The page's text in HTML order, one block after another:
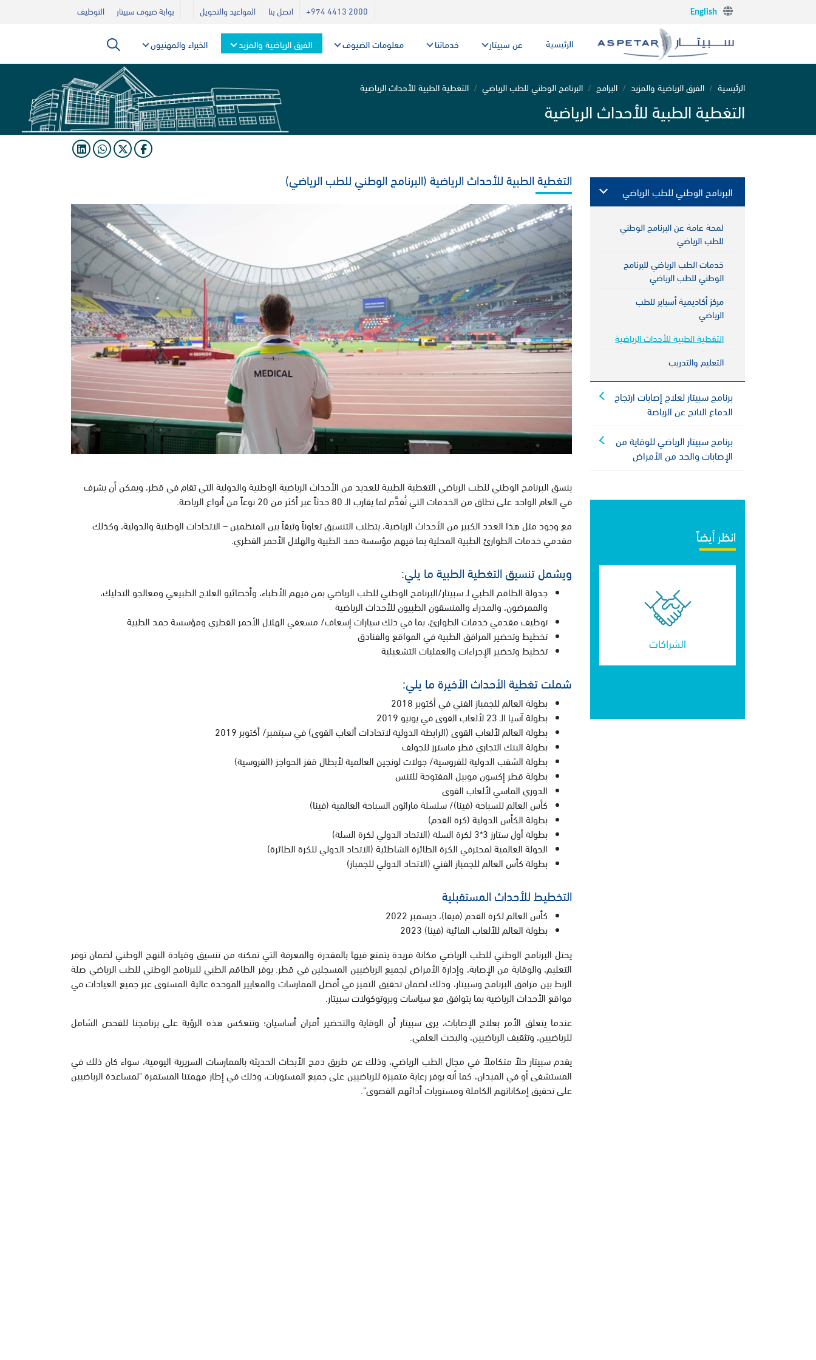
+974 4413 2000 اتصل بنا المواعيد والتحويل بوابة ضيوف سبيتار التوظيف English
الرئيسية عن سبيتار خدماتنا معلومات الضيوف الفرق الرياضية والمزيد الخبراء والمهنيون
الرئيسية الفرق الرياضية والمزيد البرامج البرنامج الوطني للطب الرياضي التغطية الطبية للأحداث الرياضية
التغطية الطبية للأحداث الرياضية
البرنامج الوطني للطب الرياضي
لمحة عامة عن البرنامج الوطني
للطب الرياضي
خدمات الطب الرياضي للبرنامج
الوطني للطب الرياضي
مركز أكاديمية أسباير للطب
الرياضي
التغطية الطبية للأحداث الرياضية
التعليم والتدريب
برنامج سبيتار لعلاج إصابات ارتجاج
الدماغ الناتج عن الرياضة
برنامج سبيتار الرياضي للوقاية من
الإصابات والحد من الأمراض
انظر أيضاً
الشراكات
التغطية الطبية للأحداث الرياضية (البرنامج الوطني للطب الرياضي)
ينسق البرنامج الوطني للطب الرياضي التغطية الطبية للعديد من الأحداث الرياضية الوطنية والدولية التي تقام في قطر، ويمكن أن يشرف
في العام الواحد على نطاق من الخدمات التي تُقدَّم لما يقارب الـ 80 حدثاً عبر أكثر من 20 نوعاً من أنواع الرياضة.
مع وجود مثل هذا العدد الكبير من الأحداث الرياضية، يتطلب التنسيق تعاوناً وثيقاً بين المنظمين – الاتحادات الوطنية والدولية، وكذلك
مقدمي خدمات الطوارئ الطبية المحلية بما فيهم مؤسسة حمد الطبية والهلال الأحمر القطري.
ويشمل تنسيق التغطية الطبية ما يلي:
جدولة الطاقم الطبي لـ سبيتار/البرنامج الوطني للطب الرياضي بمن فيهم الأطباء، وأخصائيو العلاج الطبيعي ومعالجو التدليك،
والممرضون، والمدراء والمنسقون الطبيون للأحداث الرياضية
توظيف مقدمي خدمات الطوارئ، بما في ذلك سيارات إسعاف/ مسعفي الهلال الأحمر القطري ومؤسسة حمد الطبية
تخطيط وتحضير المرافق الطبية في المواقع والفنادق
تخطيط وتحضير الإجراءات والعمليات التشغيلية
شملت تغطية الأحداث الأخيرة ما يلي:
بطولة العالم للجمباز الفني في أكتوبر 2018
بطولة آسيا الـ 23 لألعاب القوى في يونيو 2019
بطولة العالم لألعاب القوى (الرابطة الدولية لاتحادات ألعاب القوى) في سبتمبر/ أكتوبر 2019
بطولة البنك التجاري قطر ماسترز للجولف
بطولة الشقب الدولية للفروسية/ جولات لونجين العالمية لأبطال قفز الحواجز (الفروسية)
بطولة قطر إكسون موبيل المفتوحة للتنس
الدوري الماسي لألعاب القوى
كأس العالم للسباحة (فينا)/ سلسلة ماراثون السباحة العالمية (فينا)
بطولة الكأس الدولية (كرة القدم)
بطولة أول ستارز 3*3 لكرة السلة (الاتحاد الدولي لكرة السلة)
الجولة العالمية لمحترفي الكرة الطائرة الشاطئية (الاتحاد الدولي للكرة الطائرة)
بطولة كأس العالم للجمباز الفني (الاتحاد الدولي للجمباز)
التخطيط للأحداث المستقبلية
كأس العالم لكرة القدم (فيفا)، ديسمبر 2022
بطولة العالم للألعاب المائية (فينا) 2023
يحتل البرنامج الوطني للطب الرياضي مكانة فريدة يتمتع فيها بالمقدرة والمعرفة التي تمكنه من تنسيق وقيادة النهج الوطني لضمان توفر
التعليم، والوقاية من الإصابة، وإدارة الأمراض لجميع الرياضيين المسجلين في قطر. يوفر الطاقم الطبي للبرنامج الوطني للطب الرياضي صلة
الربط بين مرافق البرنامج وسبيتار، وذلك لضمان تحقيق التميز في أفضل الممارسات والمعايير الموحدة عالية المستوى عبر جميع العيادات في
مواقع الأحداث الرياضية بما يتوافق مع سياسات وبروتوكولات سبيتار.
عندما يتعلق الأمر بعلاج الإصابات، يرى سبيتار أن الوقاية والتحضير أمران أساسيان؛ وتنعكس هذه الرؤية على برنامجنا للفحص الشامل
للرياضيين، وتثقيف الرياضيين، والبحث العلمي.
يقدم سبيتار حلاً متكاملاً في مجال الطب الرياضي، وذلك عن طريق دمج الأبحاث الحديثة بالممارسات السريرية اليومية، سواء كان ذلك في
المستشفى أو في الميدان، كما أنه يوفر رعاية متميزة للرياضيين على جميع المستويات، وذلك في إطار مهمتنا المستمرة "لمساعدة الرياضيين
على تحقيق إمكاناتهم الكاملة ومستويات أدائهم القصوى".